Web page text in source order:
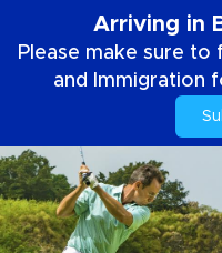
Arriving in
Please make sure to
and Immigration